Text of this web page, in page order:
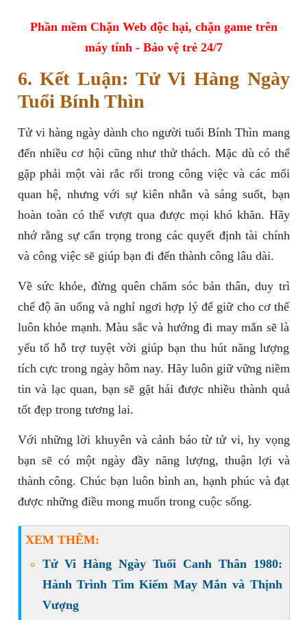
Phần mềm Chặn Web độc hại, chặn game trên
máy tính - Bảo vệ trẻ 24/7
6. Kết Luận: Tử Vi Hàng Ngày
Tuổi Bính Thìn
Tử vi hàng ngày dành cho người tuổi Bính Thìn mang
đến nhiều cơ hội cũng như thử thách. Mặc dù có thể
gặp phải một vài rắc rối trong công việc và các mối
quan hệ, nhưng với sự kiên nhẫn và sáng suốt, bạn
hoàn toàn có thể vượt qua được mọi khó khăn. Hãy
nhớ rằng sự cẩn trọng trong các quyết định tài chính
và công việc sẽ giúp bạn đi đến thành công lâu dài.
Về sức khỏe, đừng quên chăm sóc bản thân, duy trì
chế độ ăn uống và nghỉ ngơi hợp lý để giữ cho cơ thể
luôn khỏe mạnh. Màu sắc và hướng đi may mắn sẽ là
yếu tố hỗ trợ tuyệt vời giúp bạn thu hút năng lượng
tích cực trong ngày hôm nay. Hãy luôn giữ vững niềm
tin và lạc quan, bạn sẽ gặt hái được nhiều thành quả
tốt đẹp trong tương lai.
Với những lời khuyên và cảnh báo từ tử vi, hy vọng
bạn sẽ có một ngày đầy năng lượng, thuận lợi và
thành công. Chúc bạn luôn bình an, hạnh phúc và đạt
được những điều mong muốn trong cuộc sống.
XEM THÊM:
Tử Vi Hàng Ngày Tuổi Canh Thân 1980:
Hành Trình Tìm Kiếm May Mắn và Thịnh
Vượng